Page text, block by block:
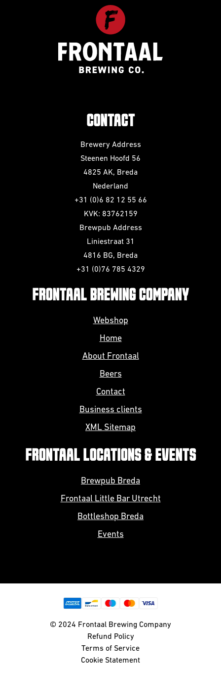
CONTACT
Brewery Address
Steenen Hoofd 56
4825 AK, Breda
Nederland
+31 (0)6 82 12 55 66
KVK: 83762159
Brewpub Address
Liniestraat 31
4816 BG, Breda
+31 (0)76 785 4329
FRONTAAL BREWING COMPANY
Webshop
Home
About Frontaal
Beers
Contact
Business clients
XML Sitemap
FRONTAAL LOCATIONS & EVENTS
Brewpub Breda
Frontaal Little Bar Utrecht
Bottleshop Breda
Events
© 2024 Frontaal Brewing Company
Refund Policy
Terms of Service
Cookie Statement